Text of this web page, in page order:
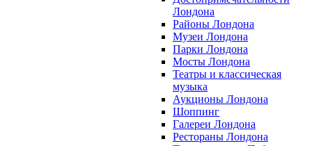
Лондона
Районы Лондона
Музеи Лондона
Парки Лондона
Мосты Лондона
Театры и классическая
музыка
Аукционы Лондона
Шоппинг
Галереи Лондона
Рестораны Лондона